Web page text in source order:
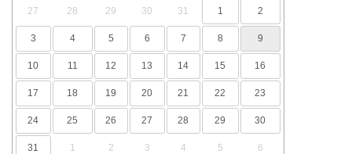
27 28 29 30 31 1 2
3 4 5 6 7 8 9
10 11 12 13 14 15 16
17 18 19 20 21 22 23
24 25 26 27 28 29 30
31 1 2 3 4 5 6